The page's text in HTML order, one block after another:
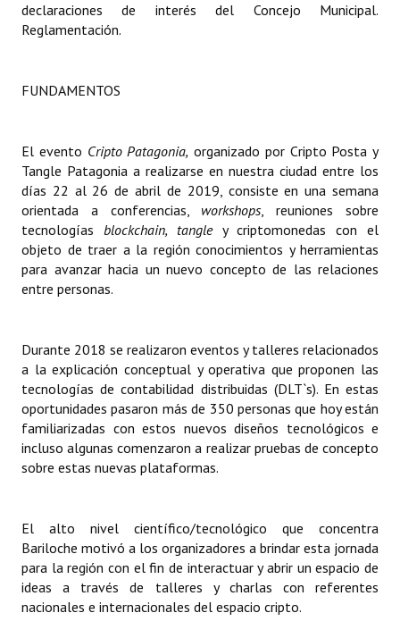
DOCUMENTOS
Dictámenes Asesoría Letrada
Actas de Sesión
Informes de Unidad Coordinadora
Ejecución Presupuestaria
Actas de Audiencias Públicas
Comunicaciones
Declaraciones
Resoluciones
INSTITUCIONAL
Antiguos Pobladores
Noticias Destacadas
declaraciones de interés del Concejo Municipal.
Reglamentación.
FUNDAMENTOS
El evento Cripto Patagonia, organizado por Cripto Posta y
Tangle Patagonia a realizarse en nuestra ciudad entre los
días 22 al 26 de abril de 2019, consiste en una semana
orientada a conferencias, workshops, reuniones sobre
tecnologías blockchain, tangley criptomonedas con el
objeto de traer a la región conocimientos y herramientas
para avanzar hacia un nuevo concepto de las relaciones
entre personas.
Durante 2018 se realizaron eventos y talleres relacionados
a la explicación conceptual y operativa que proponen las
tecnologías de contabilidad distribuidas (DLT`s). En estas
oportunidades pasaron más de 350 personas que hoy están
familiarizadas con estos nuevos diseños tecnológicos e
incluso algunas comenzaron a realizar pruebas de concepto
sobre estas nuevas plataformas.
El alto nivel científico/tecnológico que concentra
Bariloche motivó a los organizadores a brindar esta jornada
para la región con el fin de interactuar y abrir un espacio de
ideas a través de talleres y charlas con referentes
nacionales e internacionales del espacio cripto.